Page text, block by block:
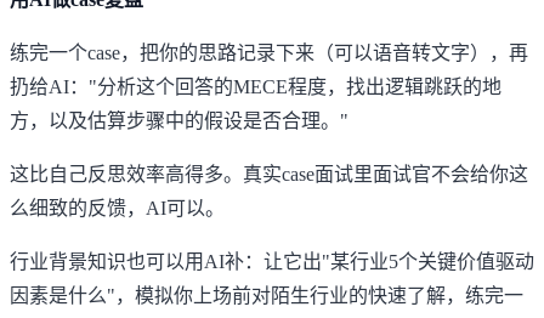
练完一个case，把你的思路记录下来（可以语音转文字），再
扔给AI："分析这个回答的MECE程度，找出逻辑跳跃的地
方，以及估算步骤中的假设是否合理。"
这比自己反思效率高得多。真实case面试里面试官不会给你这
么细致的反馈，AI可以。
行业背景知识也可以用AI补：让它出"某行业5个关键价值驱动
因素是什么"，模拟你上场前对陌生行业的快速了解，练完一